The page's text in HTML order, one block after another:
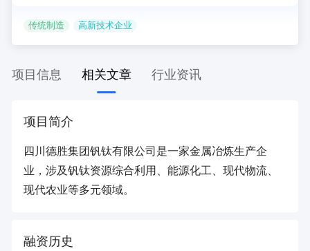
传统制造 高新技术企业
项目信息 相关文章 行业资讯
项目简介
四川德胜集团钒钛有限公司是一家金属冶炼生产企
业，涉及钒钛资源综合利用、能源化工、现代物流、
现代农业等多元领域。
融资历史